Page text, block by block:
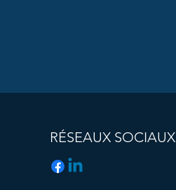
RÉSEAUX SOCIAUX